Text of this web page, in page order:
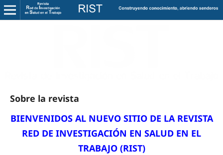
Sobre la revista
BIENVENIDOS AL NUEVO SITIO DE LA REVISTA
RED DE INVESTIGACIÓN EN SALUD EN EL
TRABAJO (RIST)